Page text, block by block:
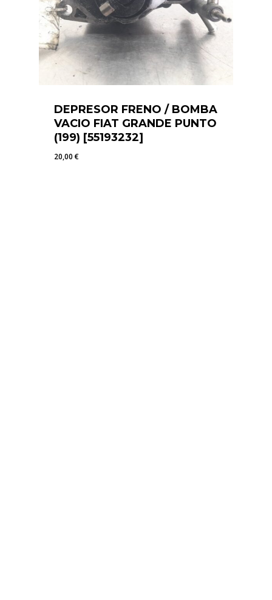
DEPRESOR FRENO / BOMBA
VACIO FIAT GRANDE PUNTO
(199) [55193232]
20,00€